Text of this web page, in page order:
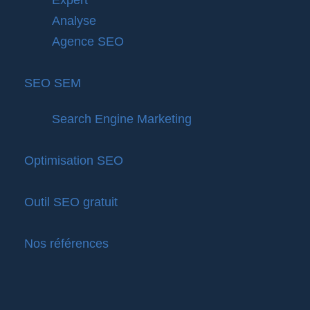
Analyse
Agence SEO
SEO SEM
Search Engine Marketing
Optimisation SEO
Outil SEO gratuit
Nos références